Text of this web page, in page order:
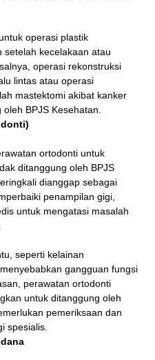
operasi plastik
setelah kecelakaan atau
operasi rekonstruksi
lintas atau operasi
mastektomi akibat kanker
BPJS Kesehatan.
ortodonti untuk
ditanggung oleh BPJS
dianggap sebagai
penampilan gigi,
untuk mengatasi masalah
seperti kelainan
gangguan fungsi
perawatan ortodonti
untuk ditanggung oleh
pemeriksaan dan
spesialis.